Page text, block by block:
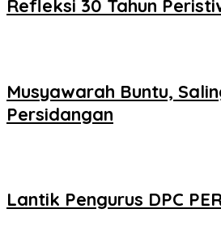
Refleksi 30 Tahun
Musyawarah Buntu,
Persidangan
Lantik Pengurus DPC